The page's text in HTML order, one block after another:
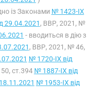
із Законами № 1423-IX
29.04.2021 , ВВР, 2021, №
- вводиться в дію з
, ВВР, 2021, № 46,
№ 1720-IX від
ст.394 № 1887-IX від
№ 1953-IX від